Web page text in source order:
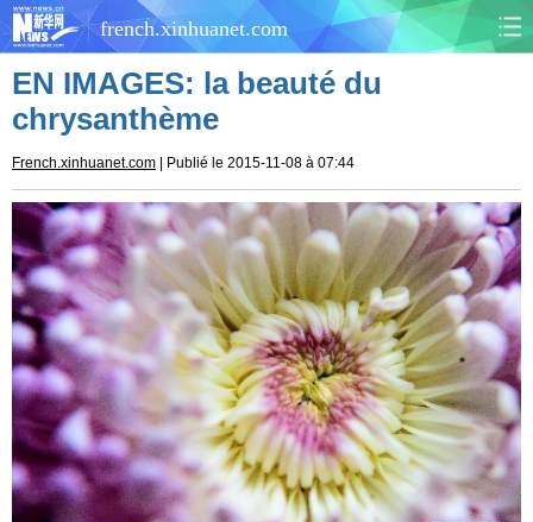
french.xinhuanet.com
CHINE MONDE
CULTURE SOCIÉTÉ
SANTÉ SPORTS
SCI&TECH PLANÈTE
TOURISME DOCUMENTS
DOSSIERS PHOTOS
VIDÉOS
EN IMAGES: la beauté du
chrysanthème
French.xinhuanet.com | Publié le 2015-11-08 à 07:44